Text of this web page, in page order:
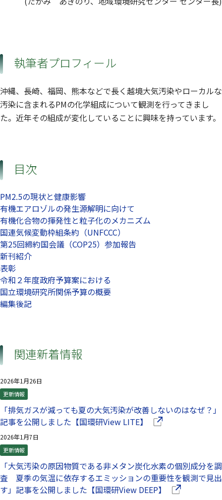
執筆者プロフィール
沖縄、長崎、福岡、熊本などで長く越境大気汚染やローカルな
汚染に含まれるPMの化学組成について観測を行ってきまし
た。近年その組成が変化していることに興味を持っています。
目次
PM2.5の現状と健康影響
有機エアロゾルの発生源解明に向けて
有機化合物の揮発性と粒子化のメカニズム
国連気候変動枠組条約（UNFCCC）
第25回締約国会議（COP25）参加報告
新刊紹介
表彰
令和２年度政府予算案における
国立環境研究所関係予算の概要
編集後記
関連新着情報
2026年1月26日
更新情報
「排気ガスが減っても夏の大気汚染が改善しないのはなぜ？」
記事を公開しました【国環研View LITE】
（別ウインドウで
2026年1月7日
更新情報
「大気汚染の原因物質である非メタン炭化水素の個別成分を調
査 夏季の気温に依存するエミッションの重要性を観測で見出
す」記事を公開しました【国環研View DEEP】
（別ウインド